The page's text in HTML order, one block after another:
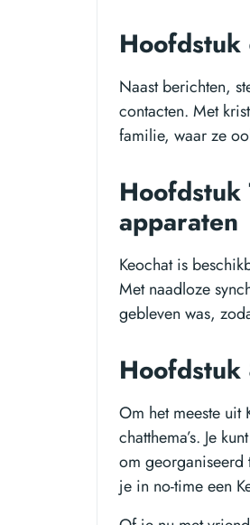
Naast berichten,
contacten. Met
familie, waar ze
apparaten
Keochat is
Met naadloze
gebleven was,
Hoofdstuk
Om het meeste uit
chatthema’s. Je
om georganiseerd
je in no-time een